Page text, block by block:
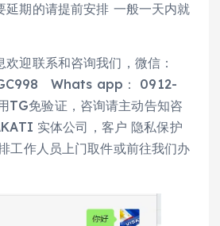
延期的请提前安排 一般一天内就
迎联系和咨询我们，微信：
Whats app： 0912-
免验证，咨询请主动告知咨
实体公司，客户 隐私保护
工作人员上门取件或前往我们办